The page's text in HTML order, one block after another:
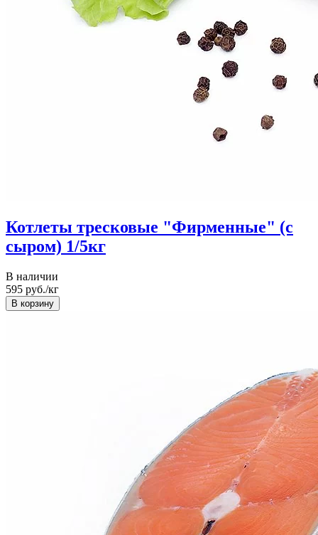
Котлеты тресковые "Фирменные" (с
сыром) 1/5кг
В наличии
595 руб./кг